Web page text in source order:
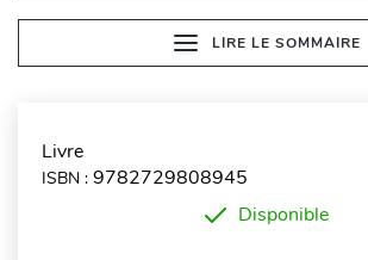
LIRE LE SOMMAIRE
Livre
ISBN : 9782729808945
Disponible